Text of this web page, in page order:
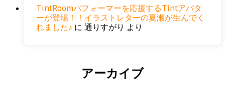
TintRoomパフォーマーを応援するTintアバタ
ーが登場！！イラストレターの夏瀬が生んでく
れました♪ に 通りすがり より
アーカイブ